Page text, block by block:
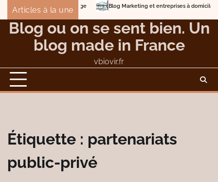
Skip
content
Articles à la une Blog Marketing et entreprises à domicile
Éviter les dangers et les nuisances du compostage
Blog ou on se sent bien. Un
blog made in France
vbiovir.fr
Étiquette : partenariats
public-privé